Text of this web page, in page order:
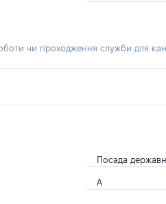
чи проходження служби для
Посада
А